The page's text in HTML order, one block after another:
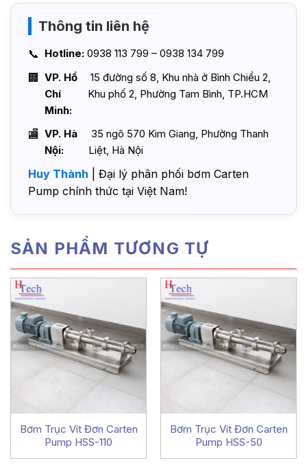
Thông tin liên hệ
Hotline: 0938 113 799 – 0938 134 799
VP. Hồ
Chí
Minh:
15 đường số 8, Khu nhà ở Bình Chiểu 2,
Khu phố 2, Phường Tam Bình, TP.HCM
VP. Hà
Nội:
35 ngõ 570 Kim Giang, Phường Thanh
Liệt, Hà Nội
Huy Thành | Đại lý phân phối bơm Carten
Pump chính thức tại Việt Nam!
SẢN PHẨM TƯƠNG TỰ
Bơm Trục Vít Đơn Carten
Pump HSS-110
Bơm Trục Vít Đơn Carten
Pump HSS-50